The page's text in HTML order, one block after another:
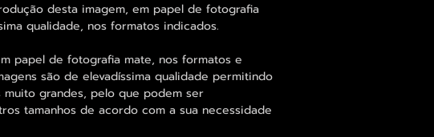
desta imagem, em papel de fotografia
qualidade, nos formatos indicados.
papel de fotografia mate, nos formatos e
são de elevadíssima qualidade permitindo
muito grandes, pelo que podem ser
tamanhos de acordo com a sua necessidade